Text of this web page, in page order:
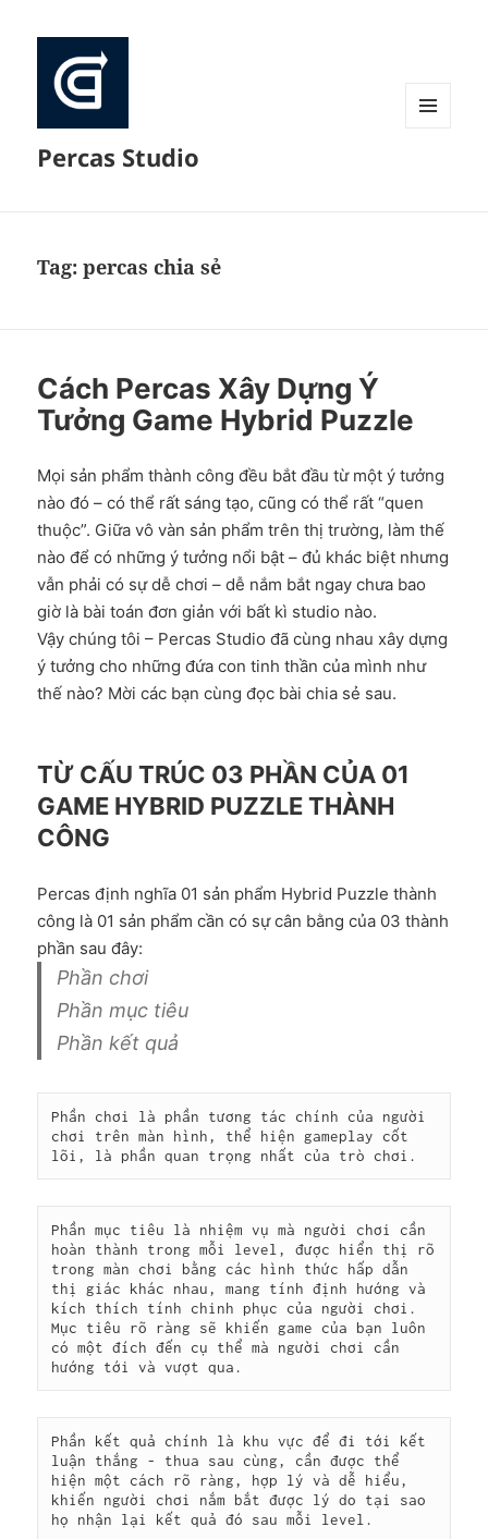
Percas Studio
Tag:percas chia sẻ
Cách Percas Xây Dựng Ý
Tưởng Game Hybrid Puzzle
Mọi sản phẩm thành công đều bắt đầu từ một ý tưởng
nào đó – có thể rất sáng tạo, cũng có thể rất “quen
thuộc”. Giữa vô vàn sản phẩm trên thị trường, làm thế
nào để có những ý tưởng nổi bật – đủ khác biệt nhưng
vẫn phải có sự dễ chơi – dễ nắm bắt ngay chưa bao
giờ là bài toán đơn giản với bất kì studio nào.
Vậy chúng tôi – Percas Studio đã cùng nhau xây dựng
ý tưởng cho những đứa con tinh thần của mình như
thế nào? Mời các bạn cùng đọc bài chia sẻ sau.
TỪ CẤU TRÚC 03 PHẦN CỦA 01
GAME HYBRID PUZZLE THÀNH
CÔNG
Percas định nghĩa 01 sản phẩm Hybrid Puzzle thành
công là 01 sản phẩm cần có sự cân bằng của 03 thành
phần sau đây:
Phần chơi
Phần mục tiêu
Phần kết quả
Phần chơi là phần tương tác chính của người
chơi trên màn hình, thể hiện gameplay cốt
lõi, là phần quan trọng nhất của trò chơi.
Phần mục tiêu là nhiệm vụ mà người chơi cần
hoàn thành trong mỗi level, được hiển thị rõ
trong màn chơi bằng các hình thức hấp dẫn
thị giác khác nhau, mang tính định hướng và
kích thích tính chinh phục của người chơi.
Mục tiêu rõ ràng sẽ khiến game của bạn luôn
có một đích đến cụ thể mà người chơi cần
hướng tới và vượt qua.
Phần kết quả chính là khu vực để đi tới kết
luận thắng - thua sau cùng, cần được thể
hiện một cách rõ ràng, hợp lý và dễ hiểu,
khiến người chơi nắm bắt được lý do tại sao
họ nhận lại kết quả đó sau mỗi level.